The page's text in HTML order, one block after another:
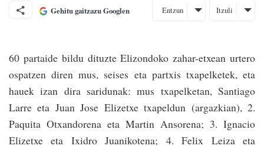
Gehitu gaitzazu Googlen Entzun Itzuli
60 partaide bildu dituzte Elizondoko zahar-etxean urtero
ospatzen diren mus, seises eta partxis txapelketek, eta
hauek izan dira saridunak: mus txapelketan, Santiago
Larre eta Juan Jose Elizetxe txapeldun (argazkian), 2.
Paquita Otxan­dorena eta Martin Ansorena; 3. Ignacio
Elizetxe eta Ixidro Juanikotena; 4. Felix Leiza eta